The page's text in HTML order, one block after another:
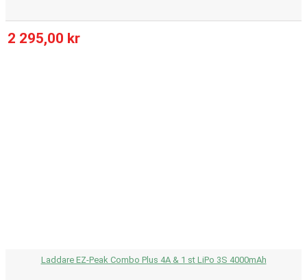
2 295,00 kr
Laddare EZ-Peak Combo Plus 4A & 1 st LiPo 3S 4000mAh